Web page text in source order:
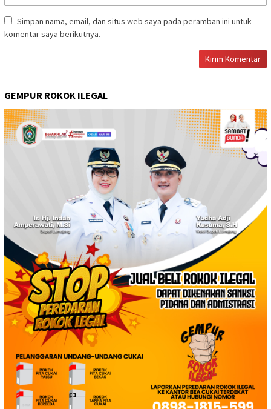
Simpan nama, email, dan situs web saya pada peramban ini untuk
komentar saya berikutnya.
GEMPUR ROKOK ILEGAL